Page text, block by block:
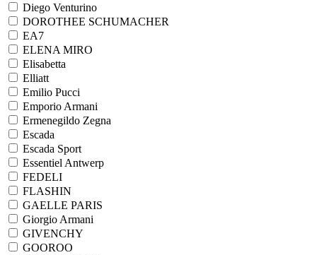
Diego Venturino
DOROTHEE SCHUMACHER
EA7
ELENA MIRO
Elisabetta
Elliatt
Emilio Pucci
Emporio Armani
Ermenegildo Zegna
Escada
Escada Sport
Essentiel Antwerp
FEDELI
FLASHIN
GAELLE PARIS
Giorgio Armani
GIVENCHY
GOOROO